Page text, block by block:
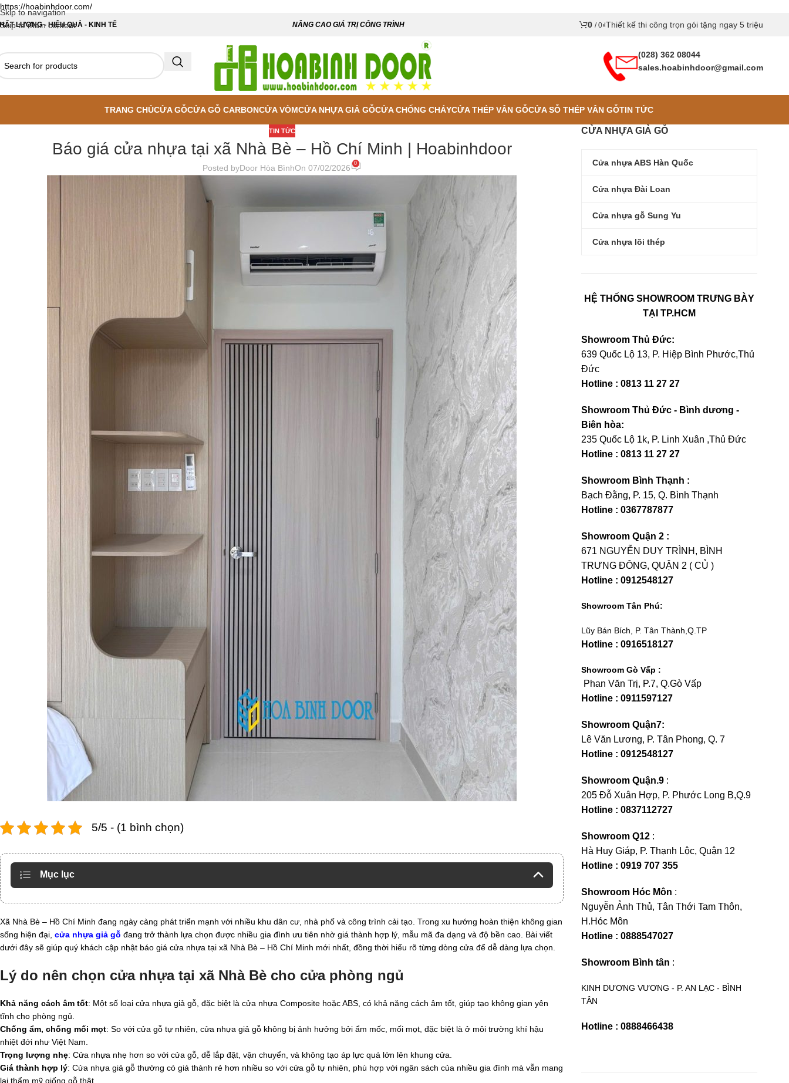
https://hoabinhdoor.com/
Skip to navigation
Skip to main content
LƯỢNG - HIỆU QUẢ - KINH TẾ NÂNG CAO GIÁ TRỊ CÔNG TRÌNH 0 / 0₫Thiết kế thi công trọn gói tặng ngay 5 triệu
(028) 362 08044
sales.hoabinhdoor@gmail.com
TRANG CHỦCỬA GỖCỬA GỖ CARBONCỬA VÒMCỬA NHỰA GIẢ GỖCỬA CHỐNG CHÁYCỬA THÉP VÂN GỖCỬA SỖ THÉP VÂN GỖTIN TỨC
TIN TỨC
Báo giá cửa nhựa tại xã Nhà Bè – Hồ Chí Minh | Hoabinhdoor
Posted byDoor Hòa BìnhOn 07/02/2026 0
5/5 - (1 bình chọn)
Mục lục
Xã Nhà Bè – Hồ Chí Minh đang ngày càng phát triển mạnh với nhiều khu dân cư, nhà phố và công trình cải tạo. Trong xu hướng hoàn thiện không gian
sống hiện đại, cửa nhựa giả gỗ đang trở thành lựa chọn được nhiều gia đình ưu tiên nhờ giá thành hợp lý, mẫu mã đa dạng và độ bền cao. Bài viết
dưới đây sẽ giúp quý khách cập nhật báo giá cửa nhựa tại xã Nhà Bè – Hồ Chí Minh mới nhất, đồng thời hiểu rõ từng dòng cửa để dễ dàng lựa chọn.
Lý do nên chọn cửa nhựa tại xã Nhà Bè cho cửa phòng ngủ
Khả năng cách âm tốt: Một số loại cửa nhựa giả gỗ, đặc biệt là cửa nhựa Composite hoặc ABS, có khả năng cách âm tốt, giúp tạo không gian yên
tĩnh cho phòng ngủ.
Chống ẩm, chống mối mọt: So với cửa gỗ tự nhiên, cửa nhựa giả gỗ không bị ảnh hưởng bởi ẩm mốc, mối mọt, đặc biệt là ở môi trường khí hậu
nhiệt đới như Việt Nam.
Trọng lượng nhẹ: Cửa nhựa nhẹ hơn so với cửa gỗ, dễ lắp đặt, vận chuyển, và không tạo áp lực quá lớn lên khung cửa.
Giá thành hợp lý: Cửa nhựa giả gỗ thường có giá thành rẻ hơn nhiều so với cửa gỗ tự nhiên, phù hợp với ngân sách của nhiều gia đình mà vẫn mang
lại thẩm mỹ giống gỗ thật.
CỬA NHỰA GIẢ GỖ
Cửa nhựa ABS Hàn Quốc
Cửa nhựa Đài Loan
Cửa nhựa gỗ Sung Yu
Cửa nhựa lõi thép
HỆ THỐNG SHOWROOM TRƯNG BÀY
TẠI TP.HCM
Showroom Thủ Đức:
639 Quốc Lộ 13, P. Hiệp Bình Phước,Thủ
Đức
Hotline : 0813 11 27 27
Showroom Thủ Đức - Bình dương -
Biên hòa:
235 Quốc Lộ 1k, P. Linh Xuân ,Thủ Đức
Hotline : 0813 11 27 27
Showroom Bình Thạnh :
Bạch Đằng, P. 15, Q. Bình Thạnh
Hotline : 0367787877
Showroom Quận 2 :
671 NGUYỄN DUY TRÌNH, BÌNH
TRƯNG ĐÔNG, QUẬN 2 ( CỦ )
Hotline : 0912548127
Showroom Tân Phú:
Lũy Bán Bích, P. Tân Thành,Q.TP
Hotline : 0916518127
Showroom Gò Vấp :
Phan Văn Trị, P.7, Q.Gò Vấp
Hotline : 0911597127
Showroom Quận7:
Lê Văn Lương, P. Tân Phong, Q. 7
Hotline : 0912548127
Showroom Quận.9 :
205 Đỗ Xuân Hợp, P. Phước Long B,Q.9
Hotline : 0837112727
Showroom Q12 :
Hà Huy Giáp, P. Thạnh Lộc, Quận 12
Hotline : 0919 707 355
Showroom Hóc Môn :
Nguyễn Ảnh Thủ, Tân Thới Tam Thôn,
H.Hóc Môn
Hotline : 0888547027
Showroom Bình tân :
KINH DƯƠNG VƯƠNG - P. AN LẠC - BÌNH
TÂN
Hotline : 0888466438